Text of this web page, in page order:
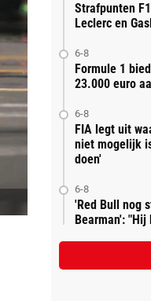
Strafpunten
Leclerc en
6-8
Formule 1
23.000 euro
6-8
FIA legt uit
niet mogelijk
doen'
6-8
'Red Bull nog
Bearman':